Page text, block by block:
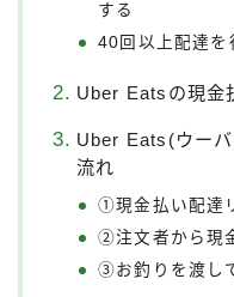
する
40回以上配達を
Uber Eatsの現金
Uber Eats(ウー
流れ
①現金払い配達
②注文者から現
③お釣りを渡し